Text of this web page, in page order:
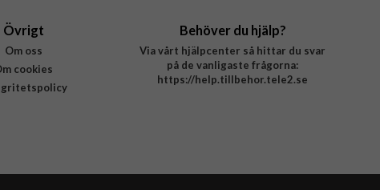
Övrigt
Om oss
cookies
Behöver du hjälp?
Via vårt hjälpcenter så hittar du svar
på de vanligaste frågorna:
https://help.tillbehor.tele2.se